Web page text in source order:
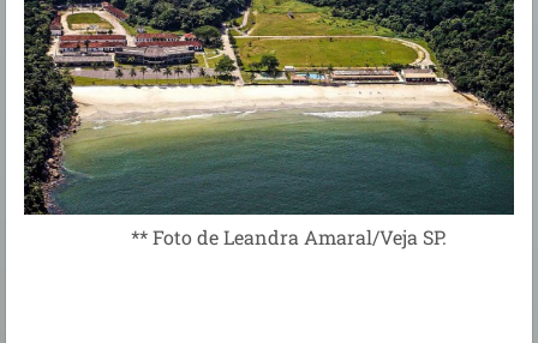
** Foto de Leandra Amaral/Veja SP.